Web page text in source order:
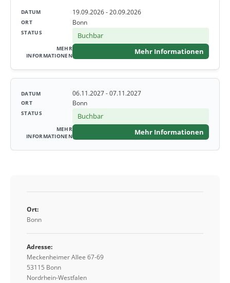
19.09.2026 - 20.09.2026
Bonn
Buchbar
Mehr Informationen
06.11.2027 - 07.11.2027
Bonn
Buchbar
Mehr Informationen
Ort:
Bonn
Adresse:
Meckenheimer Allee 67-69
53115 Bonn
Nordrhein-Westfalen